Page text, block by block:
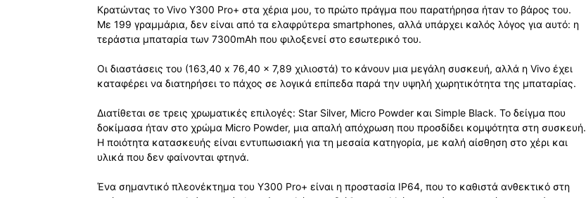
Κρατώντας το Vivo Y300 Pro+ στα χέρια μου, το πρώτο πράγμα που παρατήρησα ήταν το βάρος του.
Με 199 γραμμάρια, δεν είναι από τα ελαφρύτερα smartphones, αλλά υπάρχει καλός λόγος για αυτό: η
τεράστια μπαταρία των 7300mAh που φιλοξενεί στο εσωτερικό του.
Οι διαστάσεις του (163,40 x 76,40 x 7,89 χιλιοστά) το κάνουν μια μεγάλη συσκευή, αλλά η Vivo έχει
καταφέρει να διατηρήσει το πάχος σε λογικά επίπεδα παρά την υψηλή χωρητικότητα της μπαταρίας.
Διατίθεται σε τρεις χρωματικές επιλογές: Star Silver, Micro Powder και Simple Black. Το δείγμα που
δοκίμασα ήταν στο χρώμα Micro Powder, μια απαλή απόχρωση που προσδίδει κομψότητα στη συσκευή.
Η ποιότητα κατασκευής είναι εντυπωσιακή για τη μεσαία κατηγορία, με καλή αίσθηση στο χέρι και
υλικά που δεν φαίνονται φτηνά.
Ένα σημαντικό πλεονέκτημα του Y300 Pro+ είναι η προστασία IP64, που το καθιστά ανθεκτικό στη